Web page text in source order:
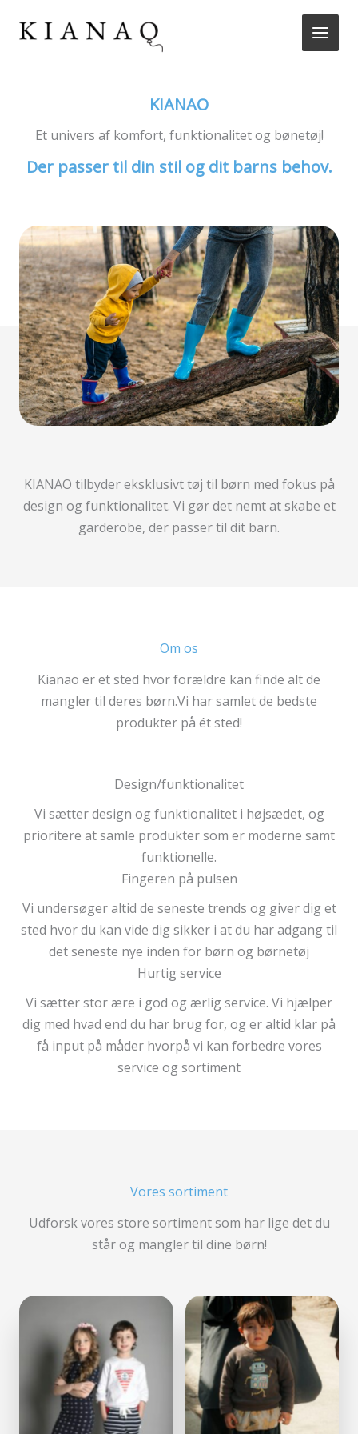
KIANAO
Et univers af komfort, funktionalitet og bønetøj!
Der passer til din stil og dit barns behov.
KIANAO tilbyder eksklusivt tøj til børn med fokus på
design og funktionalitet. Vi gør det nemt at skabe et
garderobe, der passer til dit barn.
Om os
Kianao er et sted hvor forældre kan finde alt de
mangler til deres børn.Vi har samlet de bedste
produkter på ét sted!
Design/funktionalitet
Vi sætter design og funktionalitet i højsædet, og
prioritere at samle produkter som er moderne samt
funktionelle.
Fingeren på pulsen
Vi undersøger altid de seneste trends og giver dig et
sted hvor du kan vide dig sikker i at du har adgang til
det seneste nye inden for børn og børnetøj
Hurtig service
Vi sætter stor ære i god og ærlig service. Vi hjælper
dig med hvad end du har brug for, og er altid klar på
få input på måder hvorpå vi kan forbedre vores
service og sortiment
Vores sortiment
Udforsk vores store sortiment som har lige det du
står og mangler til dine børn!